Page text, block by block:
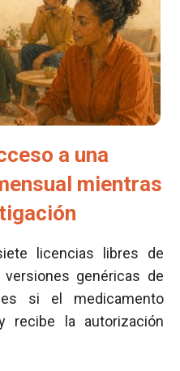
a una
mientras
licencias libres de
genéricas de
si el medicamento
recibe la autorización